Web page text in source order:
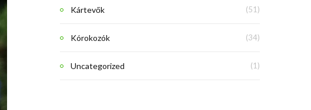
Kártevők (51)
Kórokozók (34)
Uncategorized (1)